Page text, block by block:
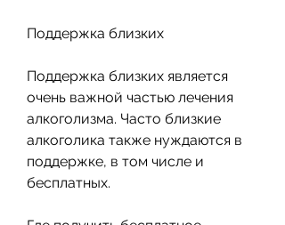
Поддержка близких
Поддержка близких является
очень важной частью лечения
алкоголизма. Часто близкие
алкоголика также нуждаются в
поддержке, в том числе и
бесплатных.